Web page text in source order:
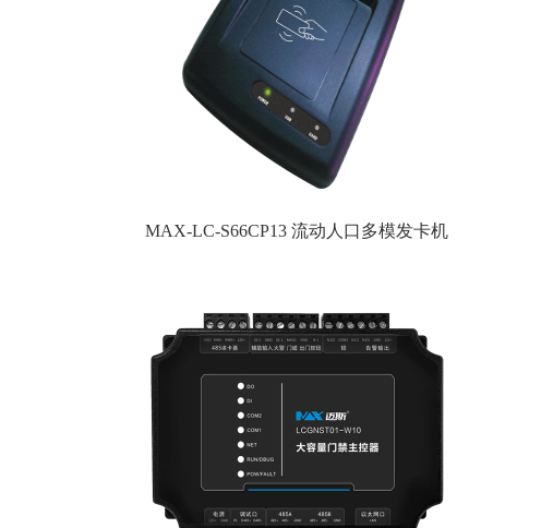
MAX-LC-S66CP13 流动人口多模发卡机